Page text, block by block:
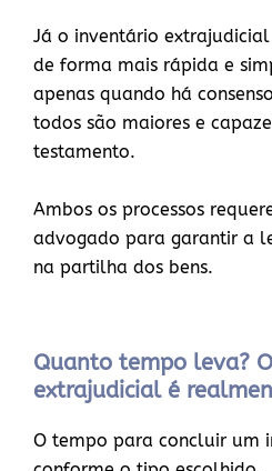
Já o inventário
de forma mais rápida e
apenas quando há
todos são maiores e
testamento.
Ambos os processos
advogado para garantir a
na partilha dos bens.
Quanto tempo leva?
extrajudicial é
O tempo para concluir um